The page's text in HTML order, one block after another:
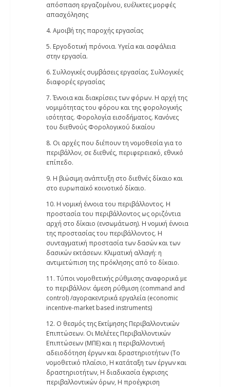
απόσπαση εργαζομένου, ευέλικτες μορφές
απασχόλησης
4. Αμοιβή της παροχής εργασίας
5. Εργοδοτική πρόνοια. Υγεία και ασφάλεια
στην εργασία.
6. Συλλογικές συμβάσεις εργασίας. Συλλογικές
διαφορές εργασίας
7. Έννοια και διακρίσεις των φόρων. Η αρχή της
νομιμότητας του φόρου και της φορολογικής
ισότητας. Φορολογία εισοδήματος. Κανόνες
του διεθνούς Φορολογικού δικαίου
8. Οι αρχές που διέπουν τη νομοθεσία για το
περιβάλλον, σε διεθνές, περιφερειακό, εθνικό
επίπεδο.
9. Η βιώσιμη ανάπτυξη στο διεθνές δίκαιο και
στο ευρωπαϊκό κοινοτικό δίκαιο.
10. Η νομική έννοια του περιβάλλοντος. Η
προστασία του περιβάλλοντος ως οριζόντια
αρχή στο δίκαιο (ενσωμάτωση). Η νομική έννοια
της προστασίας του περιβάλλοντος. Η
συνταγματική προστασία των δασών και των
δασικών εκτάσεων. Κλιματική αλλαγή: η
αντιμετώπιση της πρόκλησης από το δίκαιο.
11. Τύποι νομοθετικής ρύθμισης αναφορικά με
το περιβάλλον: άμεση ρύθμιση (command and
control) /αγορακεντρικά εργαλεία (economic
incentive-market based instruments)
12. Ο θεσμός της Εκτίμησης Περιβαλλοντικών
Επιπτώσεων. Οι Μελέτες Περιβαλλοντικών
Επιπτώσεων (ΜΠΕ) και η περιβαλλοντική
αδειοδότηση έργων και δραστηριοτήτων (Το
νομοθετικό πλαίσιο, Η κατάταξη των έργων και
δραστηριοτήτων, Η διαδικασία έγκρισης
περιβαλλοντικών όρων, Η προέγκριση